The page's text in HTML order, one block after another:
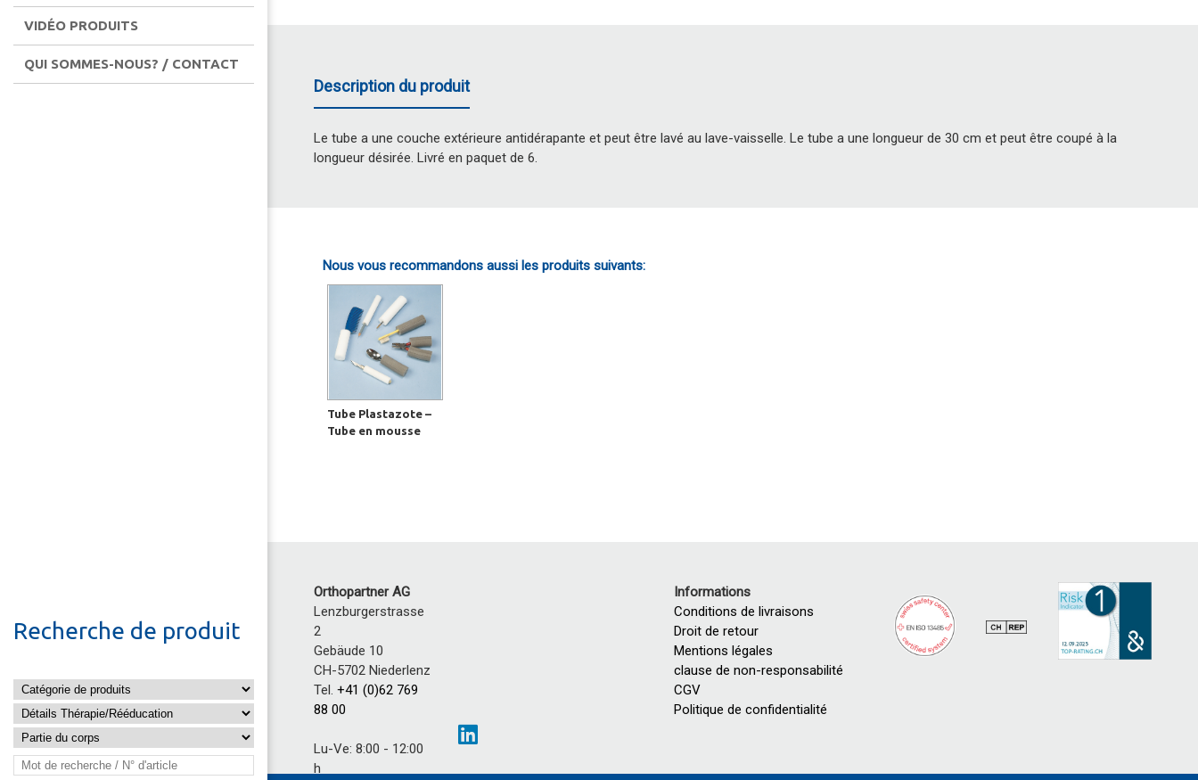
VIDÉO PRODUITS
QUI SOMMES-NOUS? / CONTACT
Recherche de produit
Description du produit
Le tube a une couche extérieure antidérapante et peut être lavé au lave-vaisselle. Le tube a une longueur de 30 cm et peut être coupé à la
longueur désirée. Livré en paquet de 6.
Nous vous recommandons aussi les produits suivants:
Tube Plastazote –
Tube en mousse
Orthopartner AG
Lenzburgerstrasse
2
Gebäude 10
CH-5702 Niederlenz
Tel.+41 (0)62 769
88 00
Lu-Ve: 8:00 - 12:00
h
Informations
Conditions de livraisons
Droit de retour
Mentions légales
clause de non-responsabilité
CGV
Politique de confidentialité